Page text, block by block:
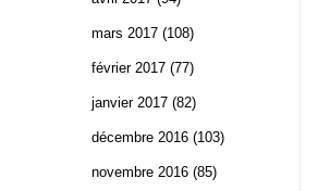
mars 2017 (108)
février 2017 (77)
janvier 2017 (82)
décembre 2016 (103)
novembre 2016 (85)